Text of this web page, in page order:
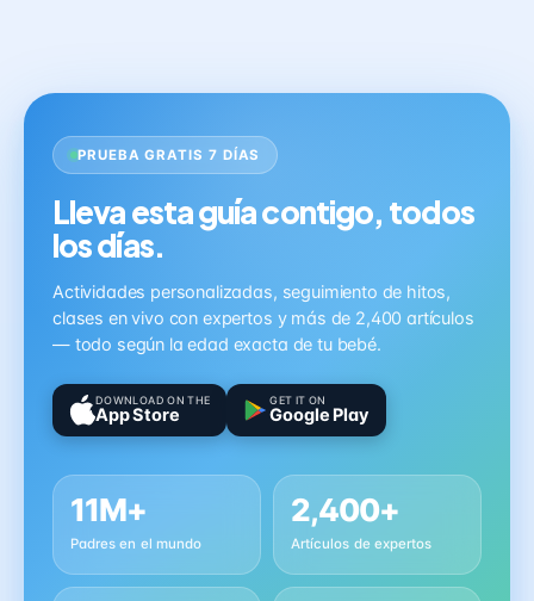
PRUEBA GRATIS 7 DÍAS
Lleva esta guía contigo, todos
los días.
Actividades personalizadas, seguimiento de hitos,
clases en vivo con expertos y más de 2,400 artículos
— todo según la edad exacta de tu bebé.
DOWNLOAD ON THE
App Store
GET IT ON
Google Play
11M+
Padres en el mundo
2,400+
Artículos de expertos